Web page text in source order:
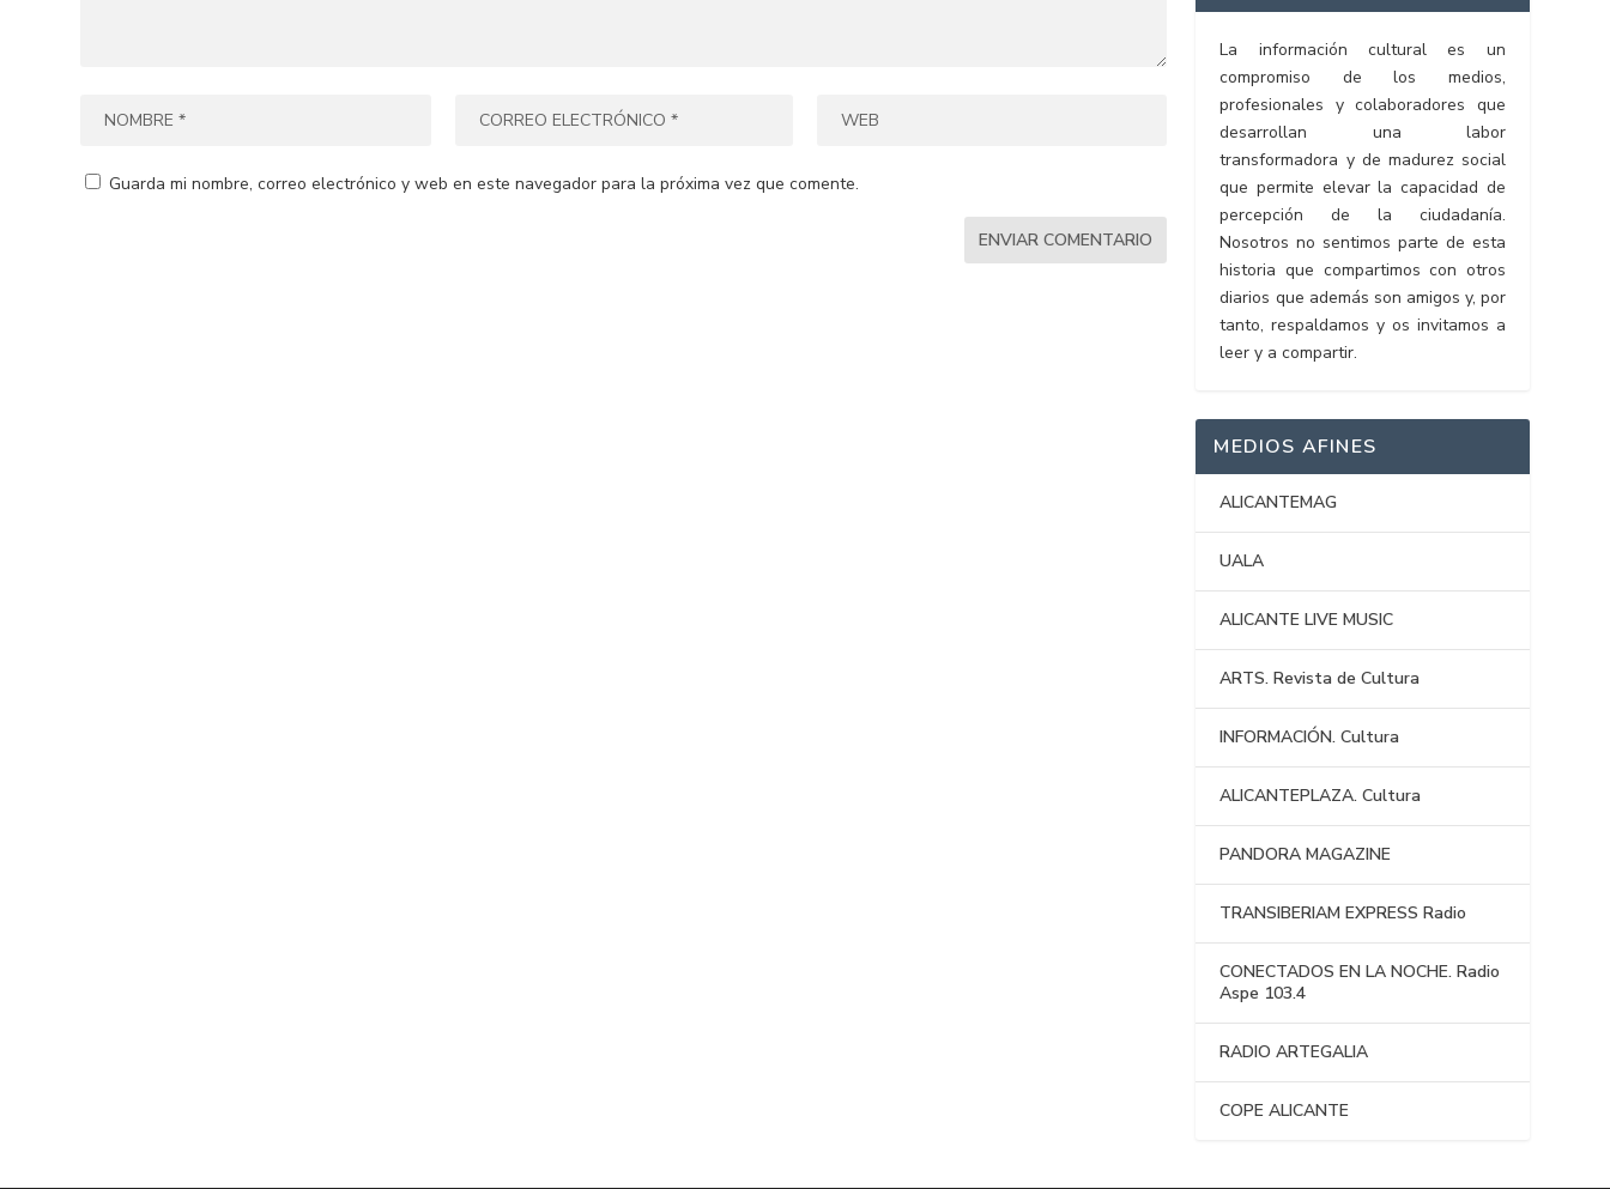
Guarda mi nombre, correo electrónico y web en este navegador para la próxima vez que comente.
La información cultural es un
compromiso de los medios,
profesionales y colaboradores que
desarrollan una labor
transformadora y de madurez social
que permite elevar la capacidad de
percepción de la ciudadanía.
Nosotros no sentimos parte de esta
historia que compartimos con otros
diarios que además son amigos y, por
tanto, respaldamos y os invitamos a
leer y a compartir.
MEDIOS AFINES
ALICANTEMAG
UALA
ALICANTE LIVE MUSIC
ARTS. Revista de Cultura
INFORMACIÓN. Cultura
ALICANTEPLAZA. Cultura
PANDORA MAGAZINE
TRANSIBERIAM EXPRESS Radio
CONECTADOS EN LA NOCHE. Radio
Aspe 103.4
RADIO ARTEGALIA
COPE ALICANTE